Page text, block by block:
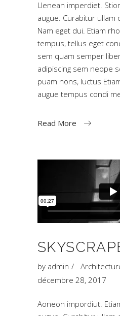
Uenean imperdiet.
augue. Curabitur ullam
Nam eget dui. Etiam
tempus, tellus eget
sem quam semper
adipiscing sem neope
puam nons, luctus
augue tempus condi
Read More
by admin
décembre 28, 2017
Aoneon impordiut.